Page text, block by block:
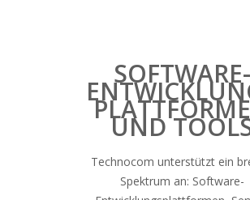
SOFTWARE-
UND
Technocom unterstützt ein
Spektrum an: Software-